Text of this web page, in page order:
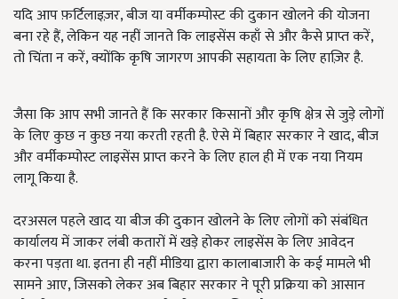
यदि आप फ़र्टिलाइज़र, बीज या वर्मीकम्पोस्ट की दुकान खोलने की योजना
बना रहे हैं, लेकिन यह नहीं जानते कि लाइसेंस कहाँ से और कैसे प्राप्त करें,
तो चिंता न करें, क्योंकि कृषि जागरण आपकी सहायता के लिए हाज़िर है.
जैसा कि आप सभी जानते हैं कि सरकार किसानों और कृषि क्षेत्र से जुड़े लोगों
के लिए कुछ न कुछ नया करती रहती है. ऐसे में बिहार सरकार ने खाद, बीज
और वर्मीकम्पोस्ट लाइसेंस प्राप्त करने के लिए हाल ही में एक नया नियम
लागू किया है.
दरअसल पहले खाद या बीज की दुकान खोलने के लिए लोगों को संबंधित
कार्यालय में जाकर लंबी कतारों में खड़े होकर लाइसेंस के लिए आवेदन
करना पड़ता था. इतना ही नहीं मीडिया द्वारा कालाबाजारी के कई मामले भी
सामने आए, जिसको लेकर अब बिहार सरकार ने पूरी प्रक्रिया को आसान